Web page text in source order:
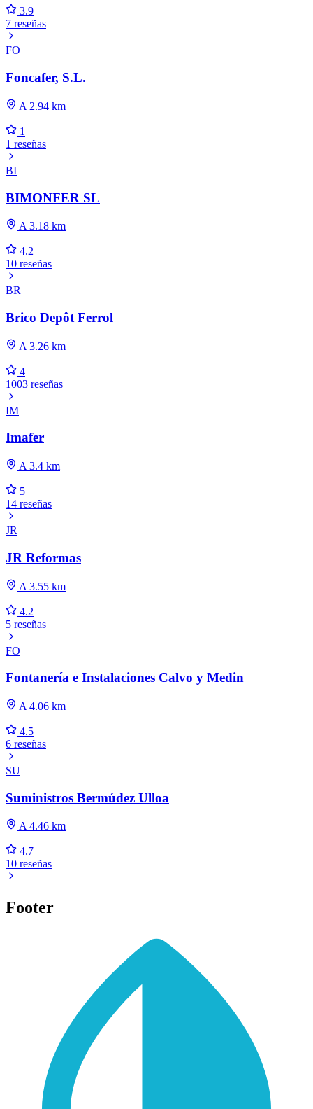
3.9
7 reseñas
FO
Foncafer, S.L.
A 2.94 km
1
1 reseñas
BI
BIMONFER SL
A 3.18 km
4.2
10 reseñas
BR
Brico Depôt Ferrol
A 3.26 km
4
1003 reseñas
IM
Imafer
A 3.4 km
5
14 reseñas
JR
JR Reformas
A 3.55 km
4.2
5 reseñas
FO
Fontanería e Instalaciones Calvo y Medin
A 4.06 km
4.5
6 reseñas
SU
Suministros Bermúdez Ulloa
A 4.46 km
4.7
10 reseñas
Footer